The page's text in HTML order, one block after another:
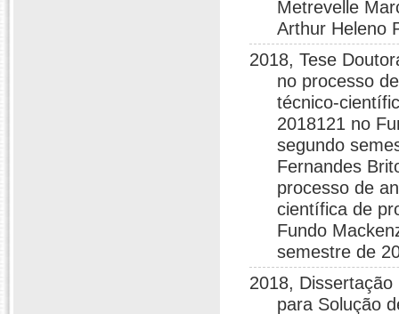
Metrevelle
Arthur Heleno
2018, Tese
no processo
técnico-
2018121 no
segundo
Fernandes
processo de
científica de
Fundo
semestre de
2018,
para Solução